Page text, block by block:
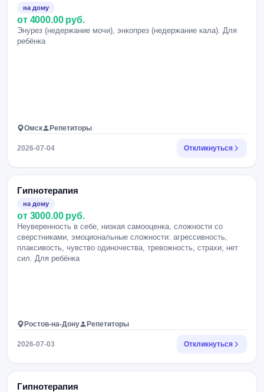
на дому
от 4000.00 руб.
Энурез (недержание мочи), энкопрез (недержание кала). Для
ребёнка
Омск Репетиторы
2026-07-04 Откликнуться
Гипнотерапия
на дому
от 3000.00 руб.
Неуверенность в себе, низкая самооценка, сложности со
сверстниками, эмоциональные сложности: агрессивность,
плаксивость, чувство одиночества, тревожность, страхи, нет
сил. Для ребёнка
Ростов-на-Дону Репетиторы
2026-07-03 Откликнуться
Гипнотерапия